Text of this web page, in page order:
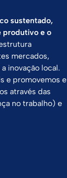
sustentado,
produtivo e o
mercados,
inovação local.
e promovemos e
através das
no trabalho) e